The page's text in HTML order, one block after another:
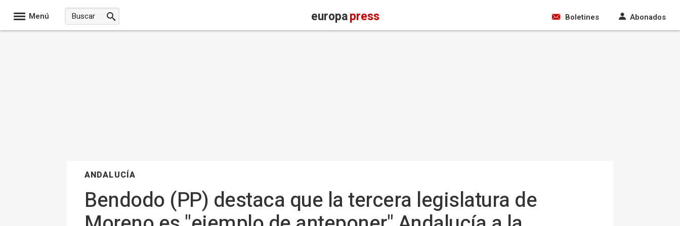
Menú europapress Boletines Abonados
ANDALUCÍA
Bendodo (PP) destaca que la tercera legislatura de